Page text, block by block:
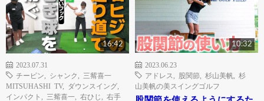
16:42
2023.07.31
チーピン
シャンク
三觜喜一
MITSUHASHI TV, ダウンスイング
インパクト
三觜喜一 右ひじ
右手
10:32
2023.06.23
アドレス
股関節 杉山美帆
杉
山美帆の美スイングゴルフ